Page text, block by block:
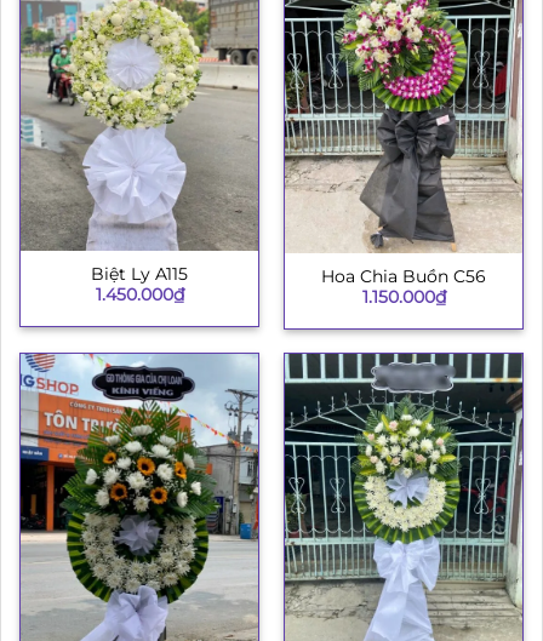
Biệt Ly A115
1.450.000₫
Hoa Chia Buồn C56
1.150.000₫